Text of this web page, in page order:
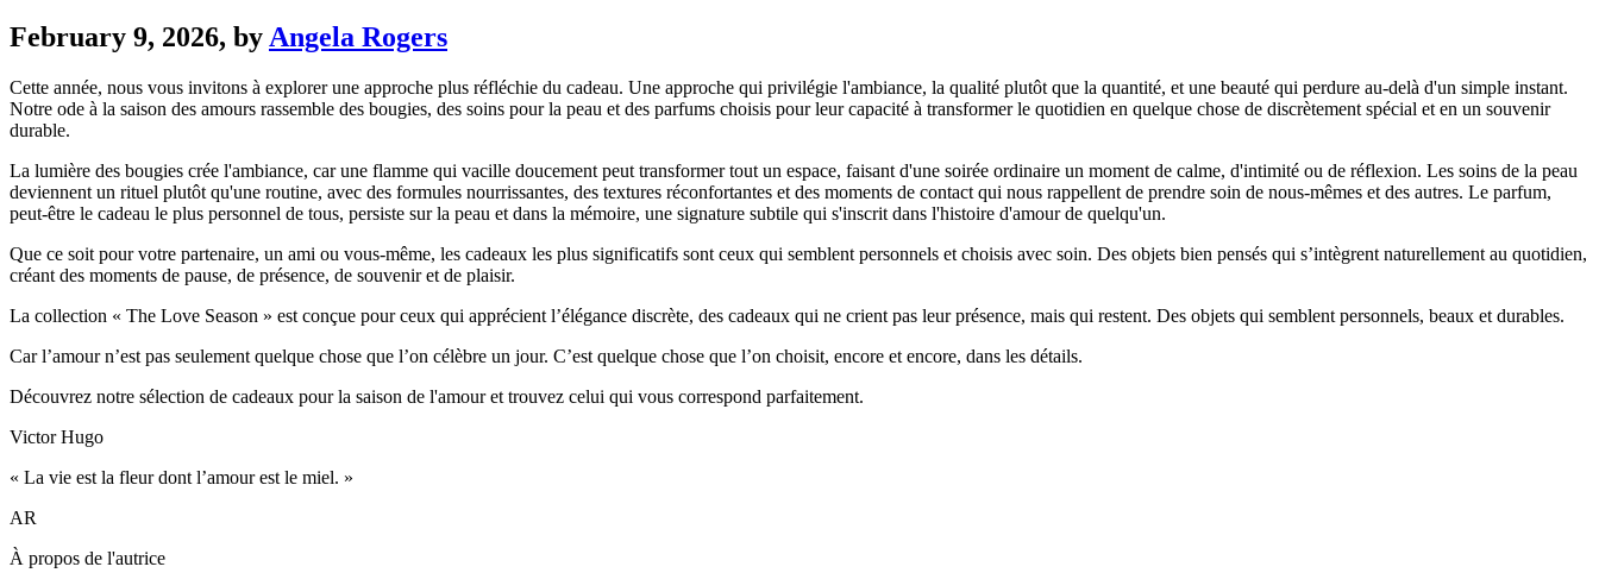
February 9, 2026, by Angela Rogers
Cette année, nous vous invitons à explorer une approche plus réfléchie du cadeau. Une approche qui privilégie l'ambiance, la qualité plutôt que la quantité, et une beauté qui perdure au-delà d'un simple instant.
Notre ode à la saison des amours rassemble des bougies, des soins pour la peau et des parfums choisis pour leur capacité à transformer le quotidien en quelque chose de discrètement spécial et en un souvenir
durable.
La lumière des bougies crée l'ambiance, car une flamme qui vacille doucement peut transformer tout un espace, faisant d'une soirée ordinaire un moment de calme, d'intimité ou de réflexion. Les soins de la peau
deviennent un rituel plutôt qu'une routine, avec des formules nourrissantes, des textures réconfortantes et des moments de contact qui nous rappellent de prendre soin de nous-mêmes et des autres. Le parfum,
peut-être le cadeau le plus personnel de tous, persiste sur la peau et dans la mémoire, une signature subtile qui s'inscrit dans l'histoire d'amour de quelqu'un.
Que ce soit pour votre partenaire, un ami ou vous-même, les cadeaux les plus significatifs sont ceux qui semblent personnels et choisis avec soin. Des objets bien pensés qui s’intègrent naturellement au quotidien,
créant des moments de pause, de présence, de souvenir et de plaisir.
La collection « The Love Season » est conçue pour ceux qui apprécient l’élégance discrète, des cadeaux qui ne crient pas leur présence, mais qui restent. Des objets qui semblent personnels, beaux et durables.
Car l’amour n’est pas seulement quelque chose que l’on célèbre un jour. C’est quelque chose que l’on choisit, encore et encore, dans les détails.
Découvrez notre sélection de cadeaux pour la saison de l'amour et trouvez celui qui vous correspond parfaitement.
Victor Hugo
« La vie est la fleur dont l’amour est le miel. »
AR
À propos de l'autrice